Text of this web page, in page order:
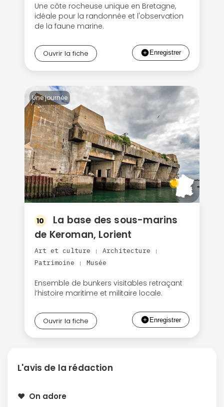
Une côte rocheuse unique en Bretagne,
idéale pour la randonnée et l'observation
de la faune marine.
Ouvrir la fiche
Une journée
10
La base des sous-marins
de Keroman, Lorient
Art et culture | Architecture |
Patrimoine | Musée
Ensemble de bunkers visitables retraçant
l’histoire maritime et militaire locale.
Ouvrir la fiche
L'avis de la rédaction
❤️ On adore